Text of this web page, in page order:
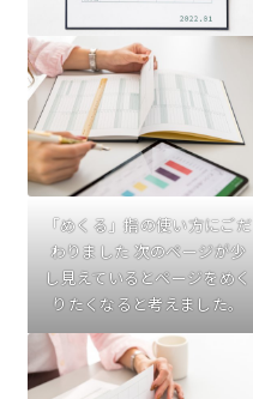
「めくる」指の使い方にごだ
わりました 次のページが少
し見えているとページをめく
りたくなると考えました。